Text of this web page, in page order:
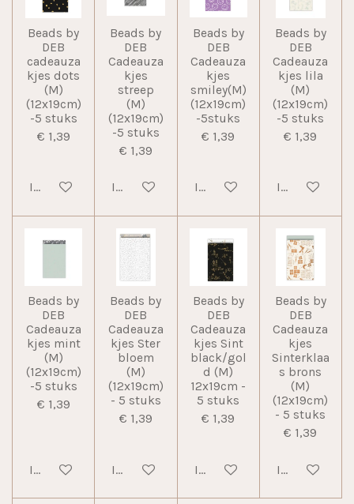
Beads by
DEB
cadeauza
kjes dots
(M)
(12x19cm)
-5 stuks
€ 1,39
In winkelwagen
Beads by
DEB
Cadeauza
kjes
streep
(M)
(12x19cm)
-5 stuks
€ 1,39
In winkelwagen
Beads by
DEB
Cadeauza
kjes
smiley(M)
(12x19cm)
-5stuks
€ 1,39
In winkelwagen
Beads by
DEB
Cadeauza
kjes lila
(M)
(12x19cm)
-5 stuks
€ 1,39
In
Beads by
DEB
Cadeauza
kjes mint
(M)
(12x19cm)
-5 stuks
€ 1,39
In winkelwagen
Beads by
DEB
Cadeauza
kjes Ster
bloem
(M)
(12x19cm)
- 5 stuks
€ 1,39
In winkelwagen
Beads by
DEB
Cadeauza
kjes Sint
black/gol
d (M)
12x19cm -
5 stuks
€ 1,39
In winkelwagen
Beads by
DEB
Cadeauza
kjes
Sinterklaa
s brons
(M)
(12x19cm)
- 5 stuks
€ 1,39
In